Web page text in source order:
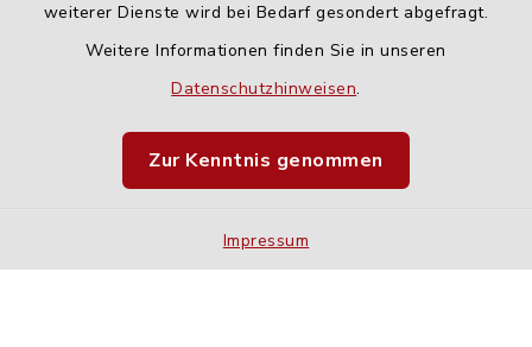
weiterer Dienste wird bei Bedarf gesondert abgefragt.
Weitere Informationen finden Sie in unseren
Datenschutzhinweisen.
Zur Kenntnis genommen
Impressum
Barrierefreiheit
Impressum
Sitemap